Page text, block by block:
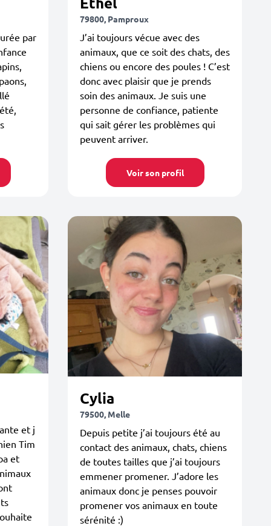
par
79800, Pamproux
J’ai toujours vécue avec des
animaux, que ce soit des chats, des
chiens ou encore des poules ! C’est
donc avec plaisir que je prends
soin des animaux. Je suis une
personne de confiance, patiente
qui sait gérer les problèmes qui
peuvent arriver.
Voir son profil
et j
Tim
et
Cylia
79500, Melle
Depuis petite j’ai toujours été au
contact des animaux, chats, chiens
de toutes tailles que j’ai toujours
emmener promener. J’adore les
animaux donc je penses pouvoir
promener vos animaux en toute
sérénité :)